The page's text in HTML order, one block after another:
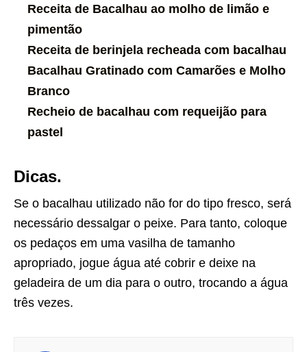
Receita de Bacalhau ao molho de limão e
pimentão
Receita de berinjela recheada com bacalhau
Bacalhau Gratinado com Camarões e Molho
Branco
Recheio de bacalhau com requeijão para
pastel
Dicas.
Se o bacalhau utilizado não for do tipo fresco, será
necessário dessalgar o peixe. Para tanto, coloque
os pedaços em uma vasilha de tamanho
apropriado, jogue água até cobrir e deixe na
geladeira de um dia para o outro, trocando a água
três vezes.